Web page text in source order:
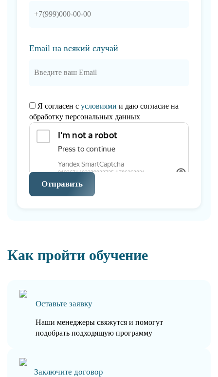
Email на всякий случай
Я согласен с условиями и даю согласие на
обработку персональных данных
Отправить
Как пройти обучение
Оставьте заявку
Наши менеджеры свяжутся и помогут
подобрать подходящую программу
Заключите договор